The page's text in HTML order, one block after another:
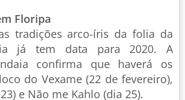
Floripa
tradições arco-íris da folia da
já tem data para 2020. A
confirma que haverá os
do Vexame (22 de fevereiro),
e Não me Kahlo (dia 25).